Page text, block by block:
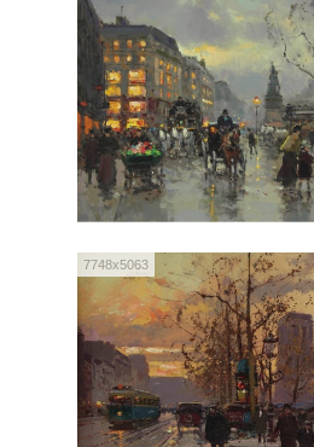
7748x5063